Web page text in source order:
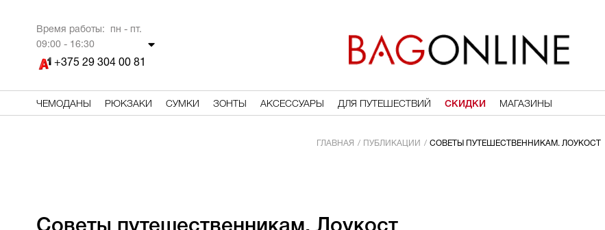
Время работы: пн - пт.
09:00 - 16:30
+375 29 304 00 81
ЧЕМОДАНЫ РЮКЗАКИ СУМКИ ЗОНТЫ АКСЕССУАРЫ ДЛЯ ПУТЕШЕСТВИЙ СКИДКИ МАГАЗИНЫ
ГЛАВНАЯ ПУБЛИКАЦИИ СОВЕТЫ ПУТЕШЕСТВЕННИКАМ. ЛОУКОСТ